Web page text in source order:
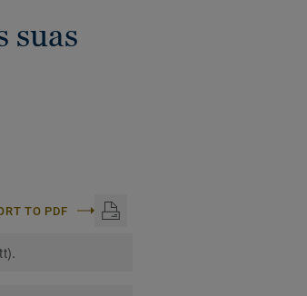
suas
TO PDF